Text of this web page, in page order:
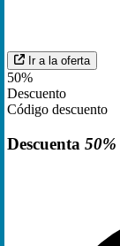
Ir a la oferta
50%
Descuento
Código descuento
Descuenta 50%